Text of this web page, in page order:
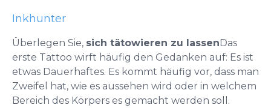
Inkhunter
Überlegen Sie, sich tätowieren zu lassenDas
erste Tattoo wirft häufig den Gedanken auf: Es ist
etwas Dauerhaftes. Es kommt häufig vor, dass man
Zweifel hat, wie es aussehen wird oder in welchem
Bereich des Körpers es gemacht werden soll.